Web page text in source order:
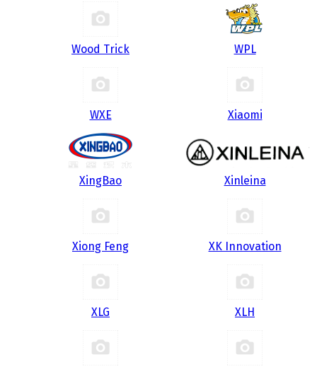
Wood Trick WPL
WXE Xiaomi
XingBao Xinleina
Xiong Feng XK Innovation
XLG XLH